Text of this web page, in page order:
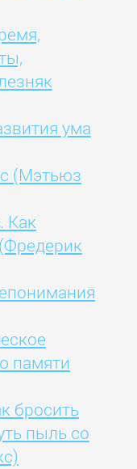
ума
(Мэтьюз
Как
памяти
бросить
пыль со